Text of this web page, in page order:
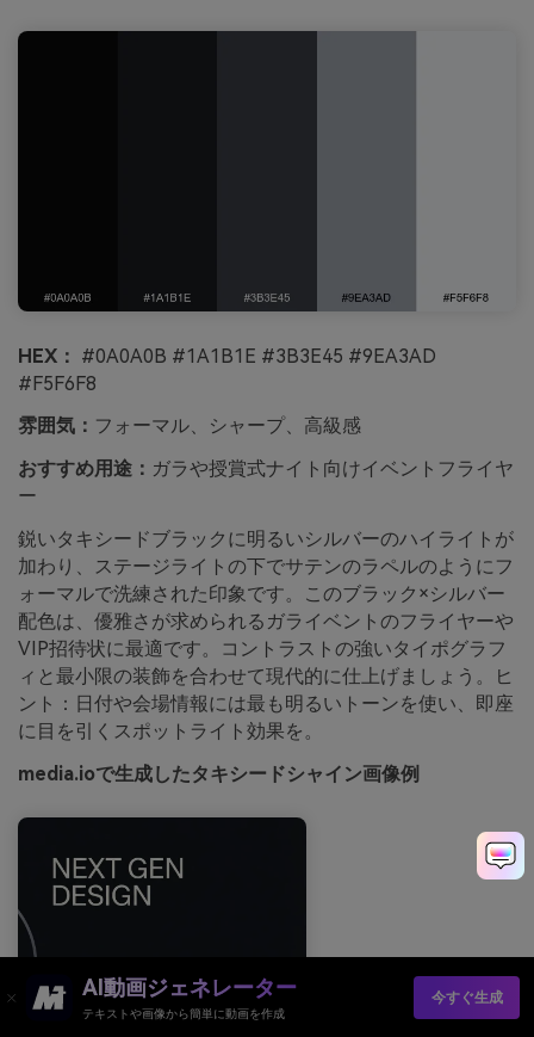
HEX： #0A0A0B #1A1B1E #3B3E45 #9EA3AD
#F5F6F8
雰囲気： フォーマル、シャープ、高級感
おすすめ用途： ガラや授賞式ナイト向けイベントフライヤ
ー
鋭いタキシードブラックに明るいシルバーのハイライトが
加わり、ステージライトの下でサテンのラペルのようにフ
ォーマルで洗練された印象です。このブラック×シルバー
配色は、優雅さが求められるガライベントのフライヤーや
VIP招待状に最適です。コントラストの強いタイポグラフ
ィと最小限の装飾を合わせて現代的に仕上げましょう。ヒ
ント：日付や会場情報には最も明るいトーンを使い、即座
に目を引くスポットライト効果を。
media.ioで生成したタキシードシャイン画像例
AI動画ジェネレーター
テキストや画像から簡単に動画を作成
今すぐ生成